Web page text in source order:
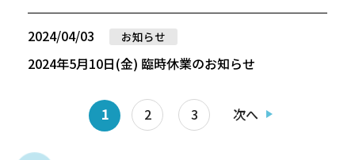
2024/04/03 お知らせ
2024年5月10日(金) 臨時休業のお知らせ
1 2 3 次へ